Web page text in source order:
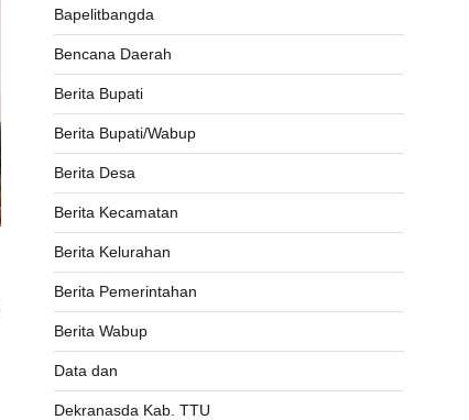
Bapelitbangda
Bencana Daerah
Berita Bupati
Berita Bupati/Wabup
Berita Desa
Berita Kecamatan
Berita Kelurahan
Berita Pemerintahan
Berita Wabup
Data dan
Dekranasda Kab. TTU